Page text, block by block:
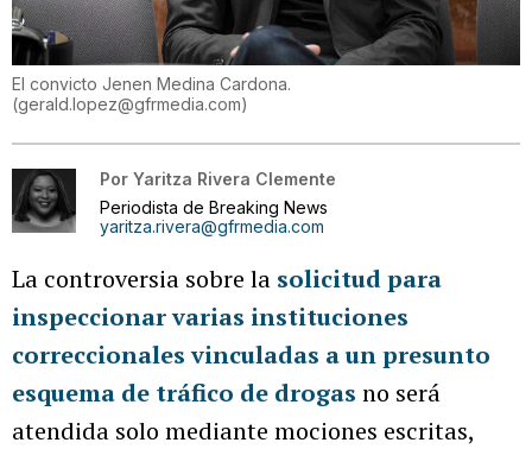
El convicto Jenen Medina Cardona.
(gerald.lopez@gfrmedia.com)
Por Yaritza Rivera Clemente
Periodista de Breaking News
yaritza.rivera@gfrmedia.com
La controversia sobre la solicitud para
inspeccionar varias instituciones
correccionales vinculadas a un presunto
esquema de tráfico de drogas no será
atendida solo mediante mociones escritas,